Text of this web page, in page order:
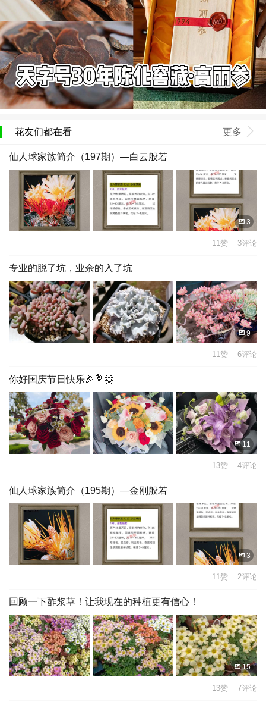
花友们都在看 更多
仙人球家族简介（197期）—白云般若
3
11赞 3评论
专业的脱了坑，业余的入了坑
9
11赞 6评论
你好国庆节日快乐🎉💐🤗
11
13赞 4评论
仙人球家族简介（195期）—金刚般若
3
11赞 2评论
回顾一下酢浆草！让我现在的种植更有信心！
15
13赞 7评论